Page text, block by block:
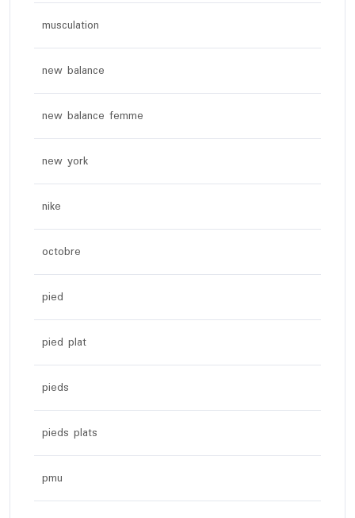
musculation
new balance
new balance femme
new york
nike
octobre
pied
pied plat
pieds
pieds plats
pmu